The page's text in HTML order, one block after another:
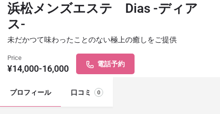
浜松メンズエステ Dias -ディア
ス-
未だかつて味わったことのない極上の癒しをご提供
Price
¥14,000-16,000 電話予約
プロフィール 口コミ 0